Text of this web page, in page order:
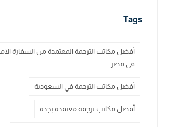
Tags
أفضل مكاتب الترجمة المعتمدة من السفارة
في مصر
أفضل مكاتب الترجمة في السعودية
أفضل مكاتب ترجمة معتمدة بجدة